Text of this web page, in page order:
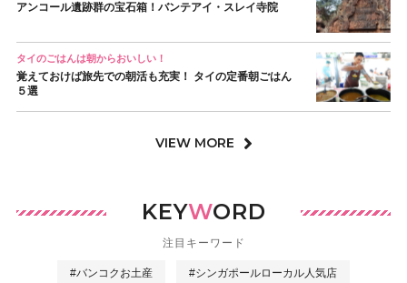
アンコール遺跡群の宝石箱！バンテアイ・スレイ寺院
タイのごはんは朝からおいしい！
覚えておけば旅先での朝活も充実！ タイの定番朝ごはん
５選
VIEW MORE
KEYWORD
注目キーワード
#バンコクお土産 #シンガポールローカル人気店